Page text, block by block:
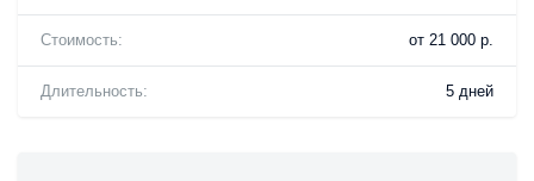
Стоимость: от 21 000 р.
Длительность: 5 дней